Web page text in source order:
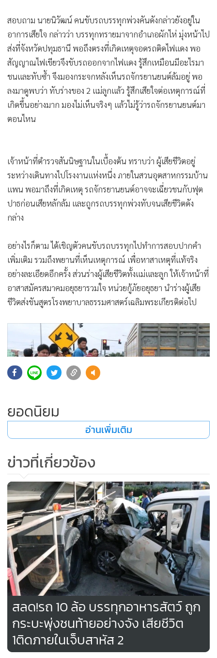
สอบถาม นายนิวัฒน์ คนขับรถบรรทุกพ่วงคันดังกล่าวยังอยู่ใน
อาการเสียใจ กล่าวว่า บรรทุกทรายมาจากอำเภอผักไห่ มุ่งหน้าไป
ส่งที่จังหวัดปทุมธานี พอถึงตรงที่เกิดเหตุจอดรถติดไฟแดง พอ
สัญญาณไฟเขียวจึงขับรถออกจากไฟแดง รู้สึกเหมือนมีอะไรมา
ชนและทับซ้ำ จึงมองกระจกหลังเห็นรถจักรยานยนต์ล้มอยู่ พอ
ลงมาดูพบว่า ทับร่างของ 2 แม่ลูกแล้ว รู้สึกเสียใจต่อเหตุการณ์ที่
เกิดขึ้นอย่างมาก มองไม่เห็นจริงๆ แล้วไม่รู้ว่ารถจักรยานยนต์มา
ตอนไหน
เจ้าหน้าที่ตำรวจสันนิษฐานในเบื้องต้น ทราบว่า ผู้เสียชีวิตอยู่
ระหว่างเดินทางไปโรงงานแห่งหนึ่ง ภายในสวนอุตสาหกรรมบ้าน
แพน พอมาถึงที่เกิดเหตุ รถจักรยานยนต์อาจจะเฉี่ยวชนกับฟุต
ปาธก่อนเสียหลักล้ม และถูกรถบรรทุกพ่วงทับจนเสียชีวิตดัง
กล่าง
อย่างไรก็ตาม ได้เชิญตัวคนขับรถบรรทุกไปทำการสอบปากคำ
เพิ่มเติม รวมถึงพยานที่เห็นเหตุการณ์ เพื่อหาสาเหตุที่แท้จริง
อย่างละเอียดอีกครั้ง ส่วนร่างผู้เสียชีวิตทั้งแม่และลูก ให้เจ้าหน้าที่
อาสาสมัครสมาคมอยุธยารวมใจ หน่วยกู้ภัยอยุธยา นำร่างผู้เสีย
ชีวิตส่งชันสูตรโรงพยาบาลธรรมศาสตร์เฉลิมพระเกียรติต่อไป
แสดงเพิ่มเติม
ยอดนิยม
อ่านเพิ่มเติม
ข่าวที่เกี่ยวข้อง
สลด!รถ 10 ล้อ บรรทุกอาหารสัตว์ ถูก
กระบะพุ่งชนท้ายอย่างจัง เสียชีวิต
1ติดภายในเจ็บสาหัส 2